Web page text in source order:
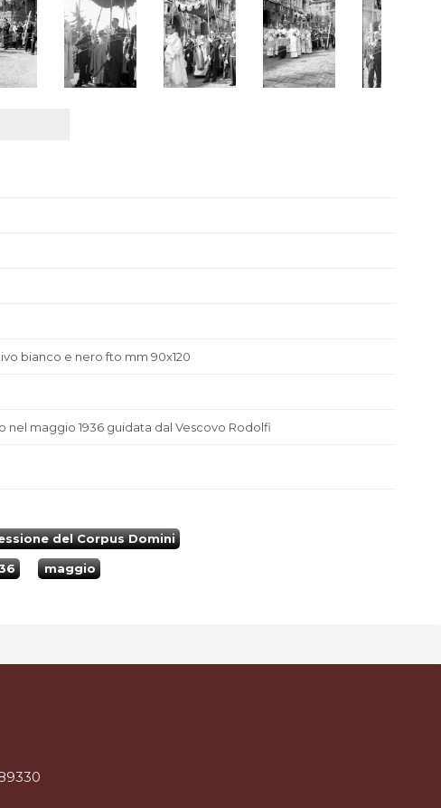
del Corpus Domini
maggio
bianco e nero fto mm 90x120
nel maggio 1936 guidata dal Vescovo Rodolfi